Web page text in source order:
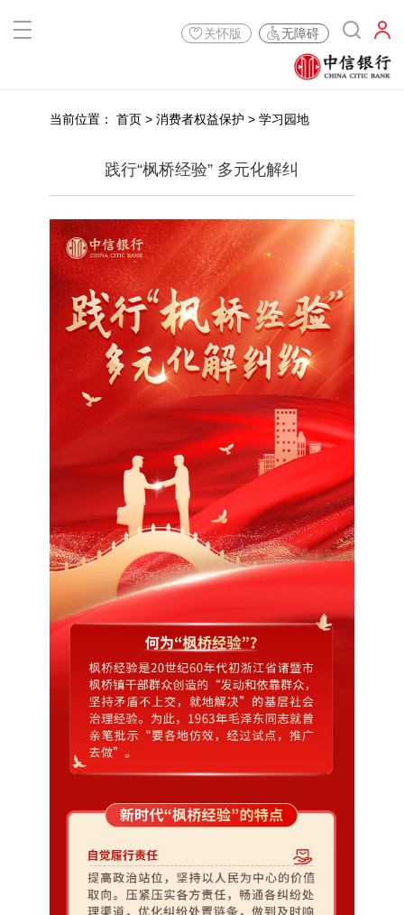
无障碍
关怀版
当前位置：首页 >消费者权益保护 >学习园地
践行“枫桥经验” 多元化解纠